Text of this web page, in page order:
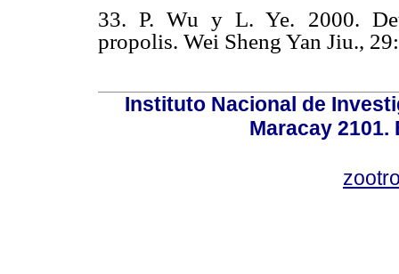
33. P. Wu y L. Ye. 2000.
propolis. Wei Sheng Yan Jiu.,
Instituto Nacional de
Maracay 2101.